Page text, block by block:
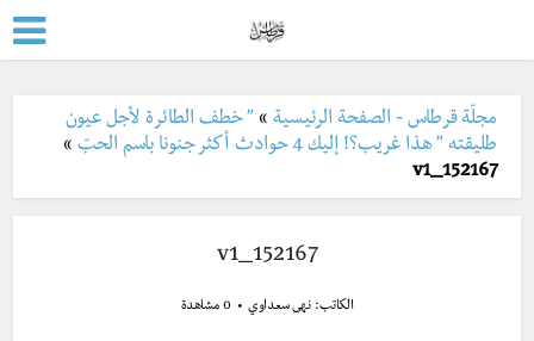
مجلّة قرطاس - الصفحة الرئيسية » ” خطف الطائرة لأجل عيون
طليقته ” هذا غريب؟! إليك 4 حوادث أكثر جنونا باسم الحبّ
»
152167_v1
152167_v1
الكاتب:نهى سعداوي 0 مشاهدة